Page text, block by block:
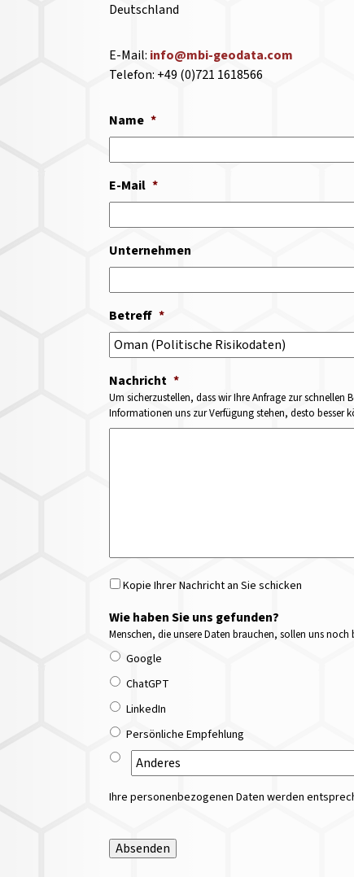
Deutschland
E-Mail: info@mbi-geodata.com
Telefon: +49 (0)721 1618566
Name *
E-Mail *
Unternehmen
Betreff *
Nachricht *
Um sicherzustellen, dass wir Ihre Anfrage zur
Informationen uns zur Verfügung stehen, desto besser
Kopie Ihrer Nachricht an Sie schicken
Wie haben Sie uns gefunden?
Menschen, die unsere Daten brauchen, sollen uns
Google
ChatGPT
LinkedIn
Persönliche Empfehlung
Ihre personenbezogenen Daten werden
Absenden